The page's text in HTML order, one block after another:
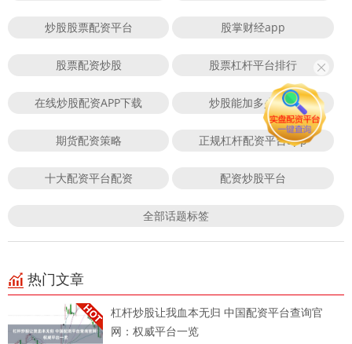
炒股股票配资平台 股掌财经app
股票配资炒股 股票杠杆平台排行
在线炒股配资APP下载 炒股能加多少杠杆
期货配资策略 正规杠杆配资平台app
十大配资平台配资 配资炒股平台
全部话题标签
热门文章
杠杆炒股让我血本无归 中国配资平台查询官
网：权威平台一览